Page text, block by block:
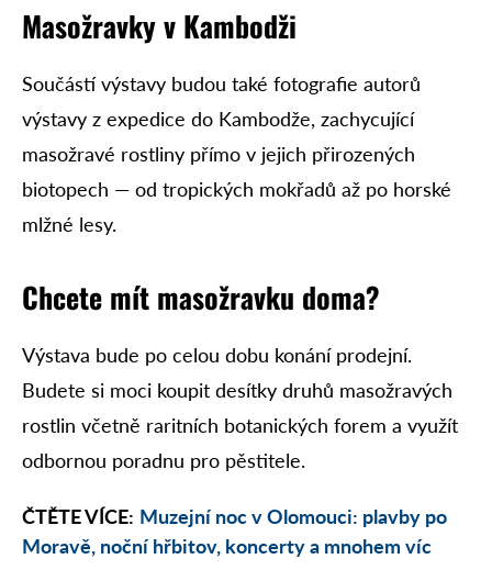
Masožravky v Kambodži
Součástí výstavy budou také fotografie autorů
výstavy z expedice do Kambodže, zachycující
masožravé rostliny přímo v jejich přirozených
biotopech — od tropických mokřadů až po horské
mlžné lesy.
Chcete mít masožravku doma?
Výstava bude po celou dobu konání prodejní.
Budete si moci koupit desítky druhů masožravých
rostlin včetně raritních botanických forem a využít
odbornou poradnu pro pěstitele.
ČTĚTE VÍCE: Muzejní noc v Olomouci: plavby po
Moravě, noční hřbitov, koncerty a mnohem víc